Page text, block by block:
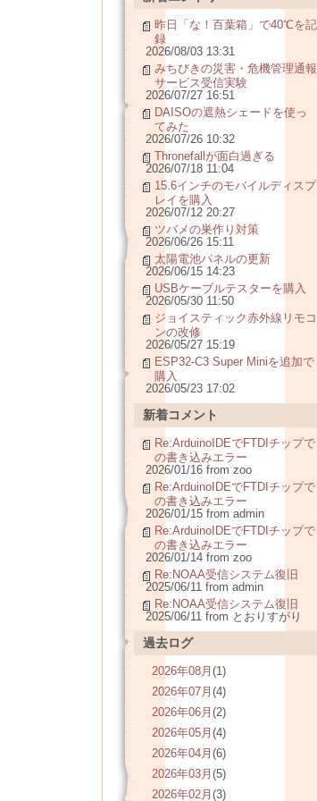
昨日「な！百葉箱」で40℃を記
録
2026/08/03 13:31
みちびきの災害・危機管理通報
サービス受信実験
2026/07/27 16:51
DAISOの遮熱シェードを使っ
てみた
2026/07/26 10:32
Thronefallが面白過ぎる
2026/07/18 11:04
15.6インチのモバイルディスプ
レイを購入
2026/07/12 20:27
ツバメの巣作り対策
2026/06/26 15:11
太陽電池パネルの更新
2026/06/15 14:23
USBケーブルテスターを購入
2026/05/30 11:50
ジョイスティック赤外線リモコ
ンの改修
2026/05/27 15:19
ESP32-C3 Super Miniを追加で
購入
2026/05/23 17:02
新着コメント
Re:ArduinoIDEでFTDIチップで
の書き込みエラー
2026/01/16 from zoo
Re:ArduinoIDEでFTDIチップで
の書き込みエラー
2026/01/15 from admin
Re:ArduinoIDEでFTDIチップで
の書き込みエラー
2026/01/14 from zoo
Re:NOAA受信システム復旧
2025/06/11 from admin
Re:NOAA受信システム復旧
2025/06/11 from とおりすがり
過去ログ
2026年08月 (1)
2026年07月 (4)
2026年06月 (2)
2026年05月 (4)
2026年04月 (6)
2026年03月 (5)
2026年02月 (3)